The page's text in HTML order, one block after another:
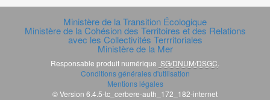
Ministère de la Transition Écologique
Ministère de la Cohésion des Territoires et des Relations
avec les Collectivités Terrritoriales
Ministère de la Mer
Responsable produit numérique SG/DNUM/DSGC.
Conditions générales d'utilisation
Mentions légales
© Version 6.4.5-tc_cerbere-auth_172_182-internet